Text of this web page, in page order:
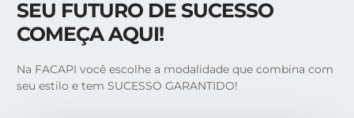
SEU FUTURO DE SUCESSO
COMEÇA AQUI!
Na FACAPI você escolhe a modalidade que combina com
seu estilo e tem SUCESSO GARANTIDO!